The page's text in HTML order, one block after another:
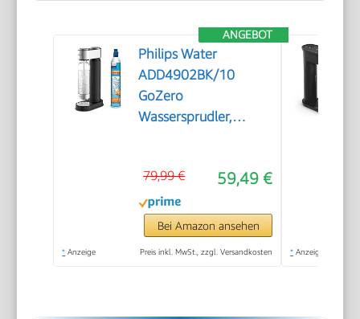
ANGEBOT
Philips Water
ADD4902BK/10
GoZero
Wassersprudler,
59,49 €
79,99 €
Bei Amazon ansehen
* Anzeige Preis inkl. MwSt., zzgl. Versandkosten * Anzeige